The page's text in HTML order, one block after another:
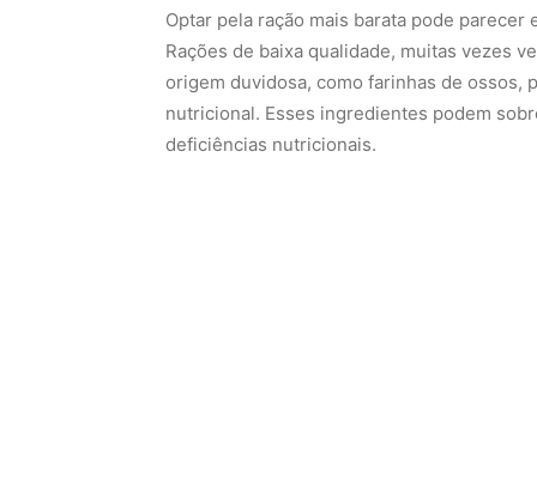
Optar pela ração mais barata pode
Rações de baixa qualidade, muitas vezes
origem duvidosa, como farinhas de ossos,
nutricional. Esses ingredientes podem
deficiências nutricionais.